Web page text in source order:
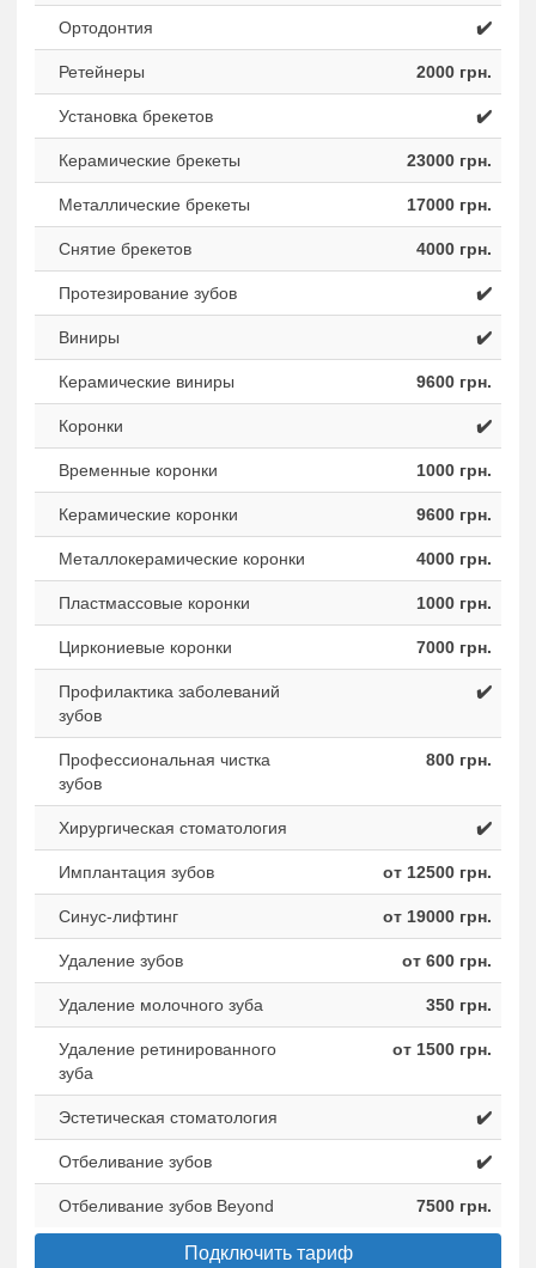
Ортодонтия ✔️
Ретейнеры 2000 грн.
Установка брекетов ✔️
Керамические брекеты 23000 грн.
Металлические брекеты 17000 грн.
Снятие брекетов 4000 грн.
Протезирование зубов ✔️
Виниры ✔️
Керамические виниры 9600 грн.
Коронки ✔️
Временные коронки 1000 грн.
Керамические коронки 9600 грн.
Металлокерамические коронки 4000 грн.
Пластмассовые коронки 1000 грн.
Циркониевые коронки 7000 грн.
Профилактика заболеваний
зубов
✔️
Профессиональная чистка
зубов
800 грн.
Хирургическая стоматология ✔️
Имплантация зубов от 12500 грн.
Синус-лифтинг от 19000 грн.
Удаление зубов от 600 грн.
Удаление молочного зуба 350 грн.
Удаление ретинированного
зуба
от 1500 грн.
Эстетическая стоматология ✔️
Отбеливание зубов ✔️
Отбеливание зубов Beyond 7500 грн.
Подключить тариф